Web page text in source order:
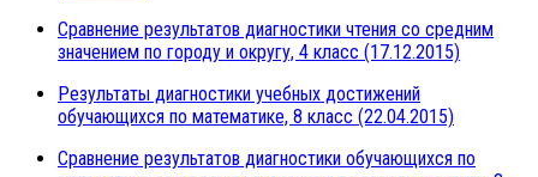
Сравнение результатов диагностики чтения со средним
значением по городу и округу, 4 класс (17.12.2015)
Результаты диагностики учебных достижений
обучающихся по математике, 8 класс (22.04.2015)
Сравнение результатов диагностики обучающихся по